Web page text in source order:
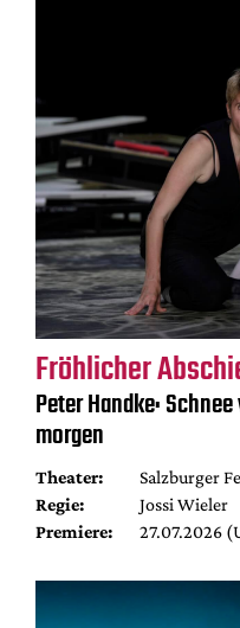
Fröhlicher
Peter Handke:
morgen
Theater:
Salzburger
Regie:
Jossi Wieler
Premiere:
27.07.2026